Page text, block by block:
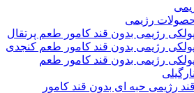
رژیمی
پولکی رژیمی بدون قند کامور طعم پرتقال
پولکی رژیمی بدون قند کامور طعم کنجدی
پولکی رژیمی بدون قند کامور طعم
نارگیلی
قند رژیمی حبه ای بدون قند کامور